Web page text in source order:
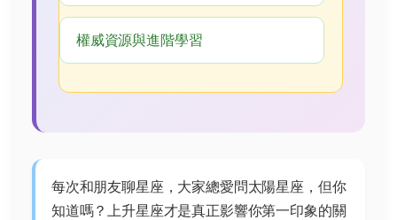
權威資源與進階學習
每次和朋友聊星座，大家總愛問太陽星座，但你
知道嗎？上升星座才是真正影響你第一印象的關